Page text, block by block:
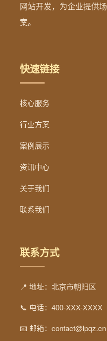
网站开发，为企业提供
案。
快速链接
核心服务
行业方案
案例展示
资讯中心
关于我们
联系我们
联系方式
📍 地址：北京市朝阳区
📞 电话：400-XXX-XXXX
📧 邮箱：contact@lpqz.cn